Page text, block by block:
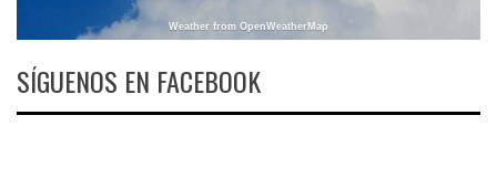
Weather from OpenWeatherMap
SÍGUENOS EN FACEBOOK